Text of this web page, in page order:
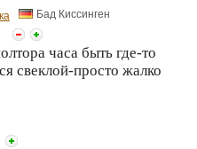
Бад Киссинген
часа быть где-то
свеклой-просто жалко